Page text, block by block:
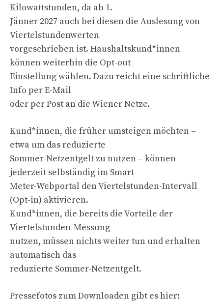
Kilowattstunden, da ab 1.
Jänner 2027 auch bei diesen die Auslesung von
Viertelstundenwerten
vorgeschrieben ist. Haushaltskund*innen
können weiterhin die Opt-out
Einstellung wählen. Dazu reicht eine schriftliche
Info per E-Mail
oder per Post an die Wiener Netze.
Kund*innen, die früher umsteigen möchten –
etwa um das reduzierte
Sommer-Netzentgelt zu nutzen – können
jederzeit selbständig im Smart
Meter-Webportal den Viertelstunden-Intervall
(Opt-in) aktivieren.
Kund*innen, die bereits die Vorteile der
Viertelstunden-Messung
nutzen, müssen nichts weiter tun und erhalten
automatisch das
reduzierte Sommer-Netzentgelt.
Pressefotos zum Downloaden gibt es hier: